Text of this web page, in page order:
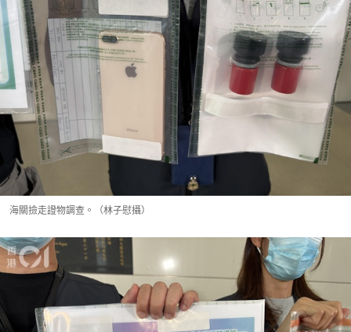
海關撿走證物調查。（林子慰攝）